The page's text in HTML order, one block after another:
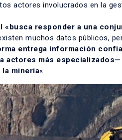
actores involucrados en la
«busca responder a una
muchos datos públicos,
entrega información
más
minería«.